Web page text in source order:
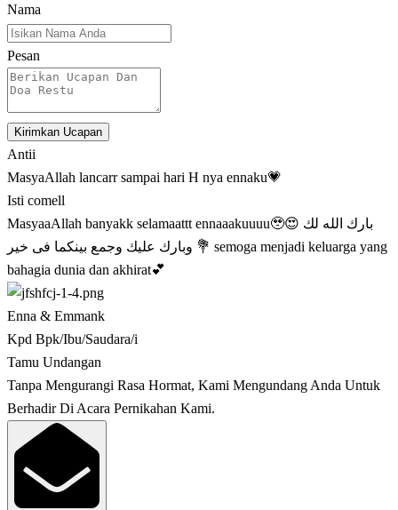
Nama
Pesan
Kirimkan Ucapan
Antii
MasyaAllah lancarr sampai hari H nya ennaku💗
Isti comell
MasyaaAllah banyakk selamaattt ennaaakuuuu🥹😍 بارك الله لك
وبارك عليك وجمع بينكما فى خير 💐 semoga menjadi keluarga yang
bahagia dunia dan akhirat💕
Enna & Emmank
Kpd Bpk/Ibu/Saudara/i
Tamu Undangan
Tanpa Mengurangi Rasa Hormat, Kami Mengundang Anda Untuk
Berhadir Di Acara Pernikahan Kami.